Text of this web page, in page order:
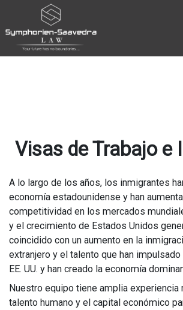
Visas de Trabajo e
A lo largo de los años, los inmigrantes
economía estadounidense y han
competitividad en los mercados
y el crecimiento de Estados Unidos
coincidido con un aumento en la
extranjero y el talento que han
EE. UU. y han creado la economía
Nuestro equipo tiene amplia experiencia
talento humano y el capital económico